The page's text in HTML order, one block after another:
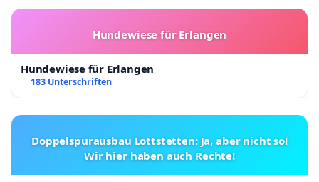
Hundewiese für Erlangen
Hundewiese für Erlangen
183 Unterschriften
Doppelspurausbau Lottstetten: Ja, aber nicht so!
Wir hier haben auch Rechte!